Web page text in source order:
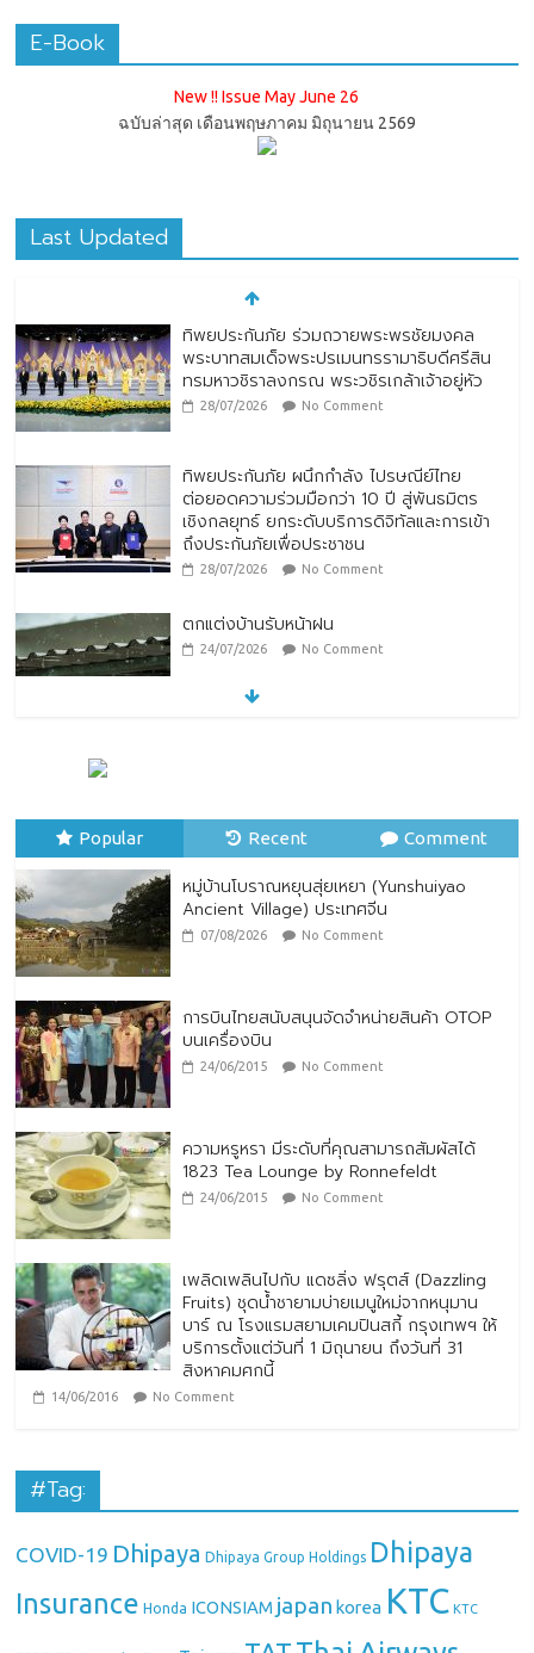
E-Book
New !! Issue May June 26
ฉบับล่าสุด เดือนพฤษภาคม มิถุนายน 2569
Last Updated
ทิพยประกันภัย ร่วมถวายพระพรชัยมงคล
พระบาทสมเด็จพระปรเมนทรรามาธิบดีศรีสิน
ทรมหาวชิราลงกรณ พระวชิรเกล้าเจ้าอยู่หัว
28/07/2026 No Comment
ทิพยประกันภัย ผนึกกำลัง ไปรษณีย์ไทย
ต่อยอดความร่วมมือกว่า 10 ปี สู่พันธมิตร
เชิงกลยุทธ์ ยกระดับบริการดิจิทัลและการเข้า
ถึงประกันภัยเพื่อประชาชน
28/07/2026 No Comment
ตกแต่งบ้านรับหน้าฝน
24/07/2026 No Comment
Popular Recent Comment
หมู่บ้านโบราณหยุนสุ่ยเหยา (Yunshuiyao
Ancient Village) ประเทศจีน
07/08/2026 No Comment
การบินไทยสนับสนุนจัดจำหน่ายสินค้า OTOP
บนเครื่องบิน
24/06/2015 No Comment
ความหรูหรา มีระดับที่คุณสามารถสัมผัสได้
1823 Tea Lounge by Ronnefeldt
24/06/2015 No Comment
เพลิดเพลินไปกับ แดซลิ่ง ฟรุตส์ (Dazzling
Fruits) ชุดน้ำชายามบ่ายเมนูใหม่จากหนุมาน
บาร์ ณ โรงแรมสยามเคมปินสกี้ กรุงเทพฯ ให้
บริการตั้งแต่วันที่ 1 มิถุนายน ถึงวันที่ 31
สิงหาคมศกนี้
14/06/2016 No Comment
#Tag:
COVID-19 Dhipaya Dhipaya Group Holdings Dhipaya
Insurance Honda ICONSIAM japan korea KTC KTC